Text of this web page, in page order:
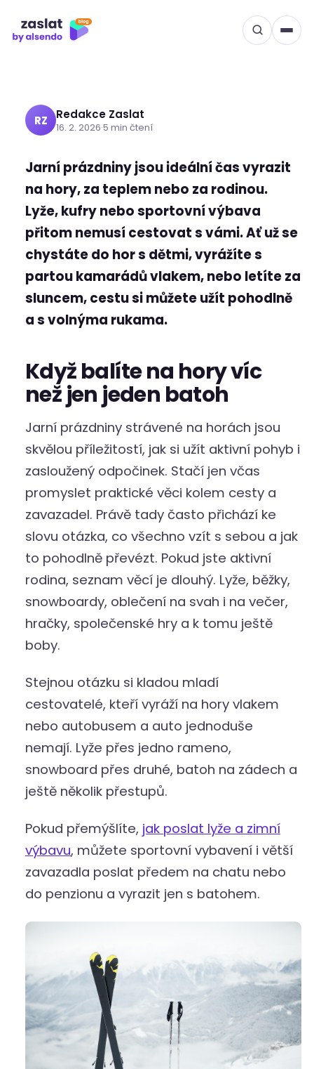
obsah
Jarní prázdniny bez kufrů:
Pošlete zavazadla napřed
a užijte si volnost
RZ Redakce Zaslat
16. 2. 2026·5 min čtení
Jarní prázdniny jsou ideální čas vyrazit
na hory, za teplem nebo za rodinou.
Lyže, kufry nebo sportovní výbava
přitom nemusí cestovat s vámi. Ať už se
chystáte do hor s dětmi, vyrážíte s
partou kamarádů vlakem, nebo letíte za
sluncem, cestu si můžete užít pohodlně
a s volnýma rukama.
Když balíte na hory víc
než jen jeden batoh
Jarní prázdniny strávené na horách jsou
skvělou příležitostí, jak si užít aktivní pohyb i
zasloužený odpočinek. Stačí jen včas
promyslet praktické věci kolem cesty a
zavazadel. Právě tady často přichází ke
slovu otázka, co všechno vzít s sebou a jak
to pohodlně převézt. Pokud jste aktivní
rodina, seznam věcí je dlouhý. Lyže, běžky,
snowboardy, oblečení na svah i na večer,
hračky, společenské hry a k tomu ještě
boby.
Stejnou otázku si kladou mladí
cestovatelé, kteří vyráží na hory vlakem
nebo autobusem a auto jednoduše
nemají. Lyže přes jedno rameno,
snowboard přes druhé, batoh na zádech a
ještě několik přestupů.
Pokud přemýšlíte, jak poslat lyže a zimní
výbavu, můžete sportovní vybavení i větší
zavazadla poslat předem na chatu nebo
do penzionu a vyrazit jen s batohem.